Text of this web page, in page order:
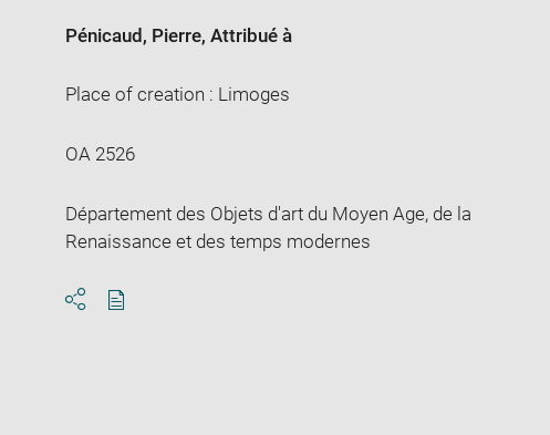
Pénicaud, Pierre, Attribué à
Place of creation : Limoges
OA 2526
Département des Objets d'art du Moyen Age, de la
Renaissance et des temps modernes